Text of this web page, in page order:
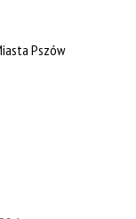
Pszów